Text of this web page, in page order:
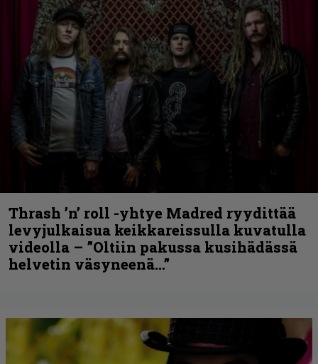
Thrash ’n’ roll -yhtye Madred ryydittää
levyjulkaisua keikkareissulla kuvatulla
videolla – ”Oltiin pakussa kusihädässä
helvetin väsyneenä…”